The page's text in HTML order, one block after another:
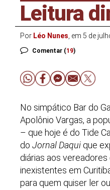
Leitura
Por Léo Nunes , em 5 de
Comentar (19)
No simpático Bar do
Apolônio Vargas, a
– que hoje é do Tide
do Jornal Daqui que
diárias aos
inexistentes em
para quem quiser ler